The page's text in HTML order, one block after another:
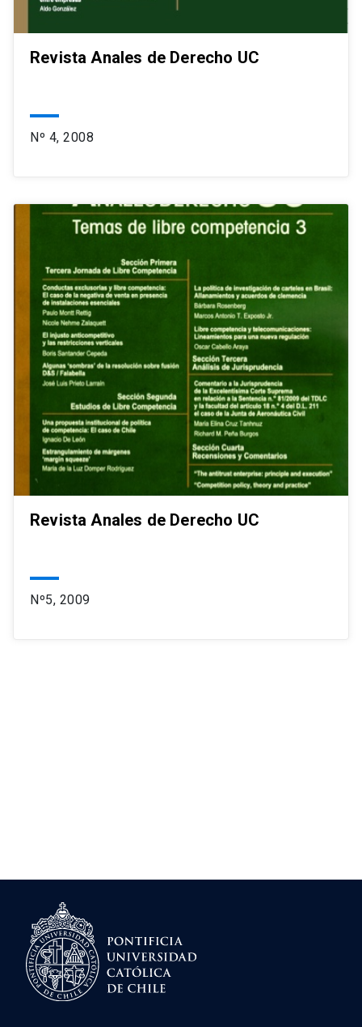
Revista Anales de Derecho UC
Nº 4, 2008
Revista Anales de Derecho UC
Nº5, 2009